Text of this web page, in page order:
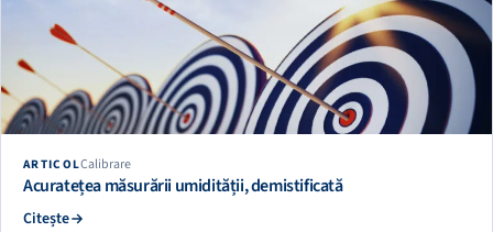
ARTICOLCalibrare
Acuratețea măsurării umidității, demistificată
Citește